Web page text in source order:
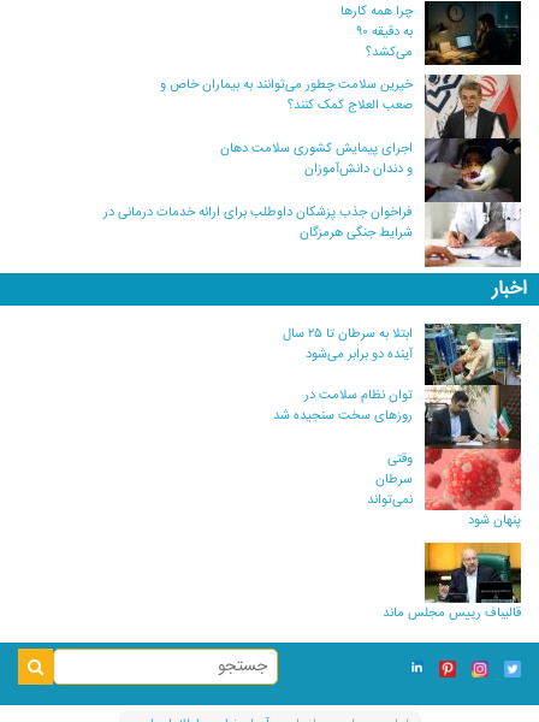
چرا همه کارها
به دقیقه ۹۰
می‌کشد؟
خیرین سلامت چطور می‌توانند به بیماران خاص و
صعب العلاج کمک کنند؟
اجرای پیمایش کشوری سلامت دهان
و دندان دانش‌آموزان
فراخوان جذب پزشکان داوطلب برای ارائه خدمات درمانی در
شرایط جنگی هرمزگان
اخبار
ابتلا به سرطان تا ۲۵ سال
آینده دو برابر می‌شود
توان نظام سلامت در
روزهای سخت سنجیده شد
وقتی
سرطان
نمی‌تواند
پنهان شود
قالیباف رییس مجلس ماند